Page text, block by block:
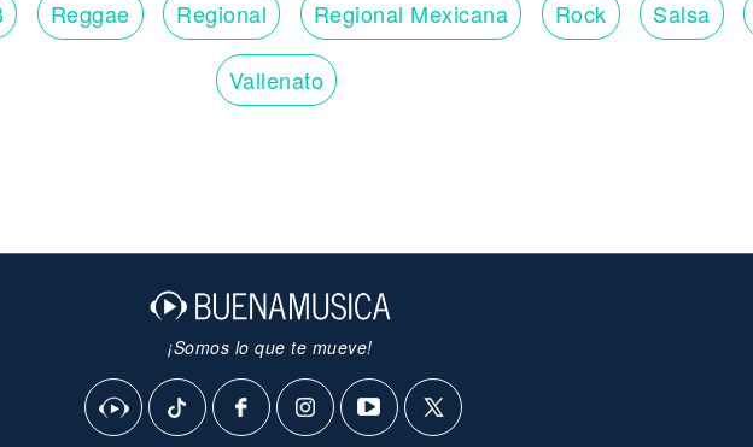
Reggae Regional Regional Mexicana Rock Salsa
Vallenato
¡Somos lo que te mueve!